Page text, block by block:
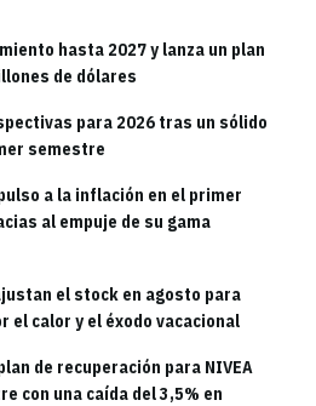
hasta 2027 y lanza un plan
de dólares
para 2026 tras un sólido
semestre
a la inflación en el primer
al empuje de su gama
el stock en agosto para
el calor y el éxodo vacacional
de recuperación para NIVEA
con una caída del 3,5% en